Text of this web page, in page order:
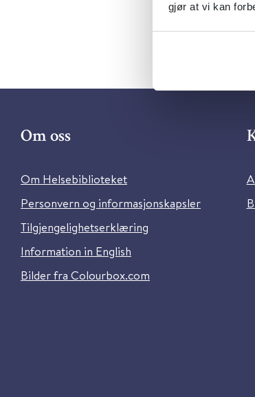
gjør at vi kan
Om oss
Om Helsebiblioteket
Personvern og informasjonskapsler
Tilgjengelighetserklæring
Information in English
Bilder fra Colourbox.com